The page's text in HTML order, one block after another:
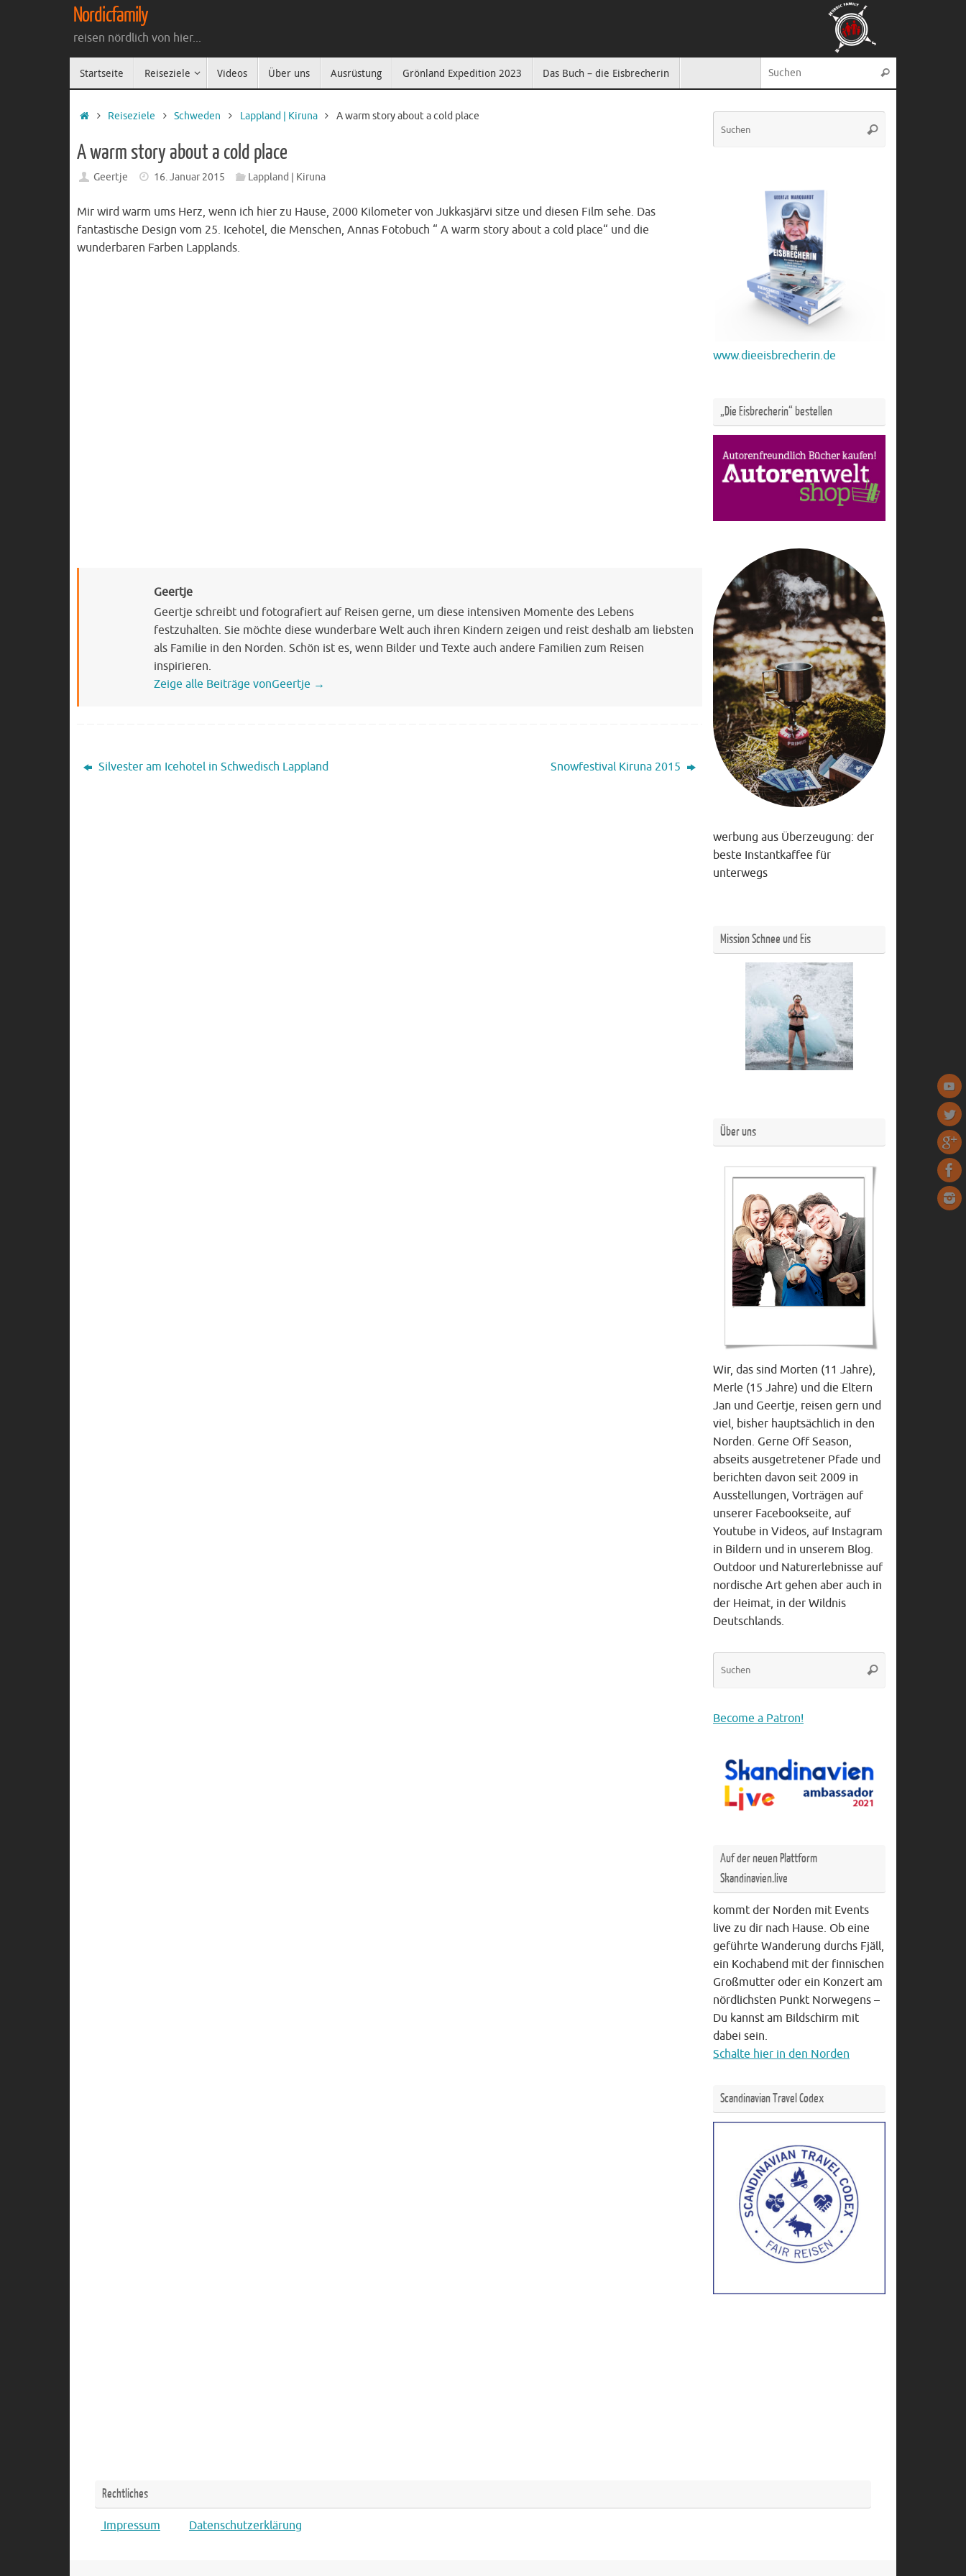
Nordicfamily
reisen nördlich von hier...
Inhalt
Startseite Reiseziele Videos Über uns Ausrüstung Grönland Expedition 2023 Das Buch – die Eisbrecherin Suchen
Startseite
Reiseziele Schweden Lappland | Kiruna A warm story about a cold place
A warm story about a cold place
Geertje 16. Januar 2015 Lappland | Kiruna
Mir wird warm ums Herz, wenn ich hier zu Hause, 2000 Kilometer von Jukkasjärvi sitze und diesen Film sehe. Das
fantastische Design vom 25. Icehotel, die Menschen, Annas Fotobuch “ A warm story about a cold place“ und die
wunderbaren Farben Lapplands.
Geertje
Geertje schreibt und fotografiert auf Reisen gerne, um diese intensiven Momente des Lebens
festzuhalten. Sie möchte diese wunderbare Welt auch ihren Kindern zeigen und reist deshalb am liebsten
als Familie in den Norden. Schön ist es, wenn Bilder und Texte auch andere Familien zum Reisen
inspirieren.
Zeige alle Beiträge vonGeertje →
Silvester am Icehotel in Schwedisch Lappland Snowfestival Kiruna 2015
Suchen
www.dieeisbrecherin.de
„Die Eisbrecherin“ bestellen
werbung aus Überzeugung: der
beste Instantkaffee für
unterwegs
Mission Schnee und Eis
Über uns
Wir, das sind Morten (11 Jahre),
Merle (15 Jahre) und die Eltern
Jan und Geertje, reisen gern und
viel, bisher hauptsächlich in den
Norden. Gerne Off Season,
abseits ausgetretener Pfade und
berichten davon seit 2009 in
Ausstellungen, Vorträgen auf
unserer Facebookseite, auf
Youtube in Videos, auf Instagram
in Bildern und in unserem Blog.
Outdoor und Naturerlebnisse auf
nordische Art gehen aber auch in
der Heimat, in der Wildnis
Deutschlands.
Suchen
Become a Patron!
Auf der neuen Plattform
Skandinavien.live
kommt der Norden mit Events
live zu dir nach Hause. Ob eine
geführte Wanderung durchs Fjäll,
ein Kochabend mit der finnischen
Großmutter oder ein Konzert am
nördlichsten Punkt Norwegens –
Du kannst am Bildschirm mit
dabei sein.
Schalte hier in den Norden
Scandinavian Travel Codex
Rechtliches
Impressum Datenschutzerklärung